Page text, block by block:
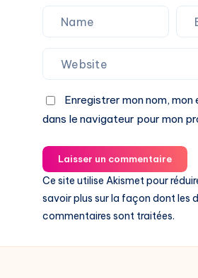
Enregistrer mon nom,
dans le navigateur pour mon
Laisser un commentaire
Ce site utilise Akismet pour
savoir plus sur la façon dont les
commentaires sont traitées.